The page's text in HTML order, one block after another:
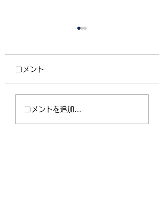
4/2（木）18:30〜
21:00 フリークラス
コメント
コメントを追加…